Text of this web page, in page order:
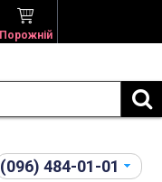
Порожній
(096) 484-01-01